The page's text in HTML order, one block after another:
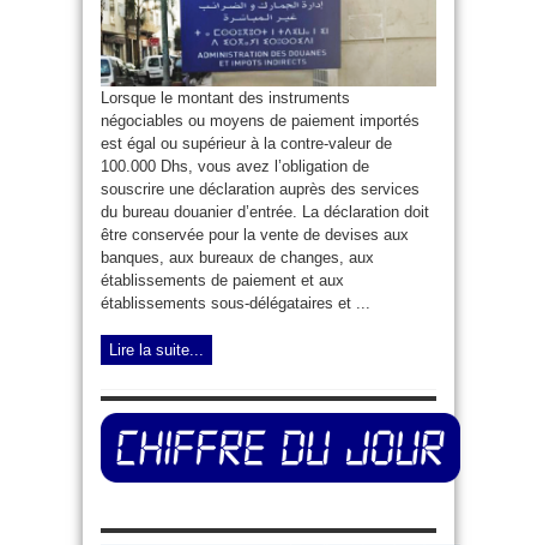
Lorsque le montant des instruments
négociables ou moyens de paiement importés
est égal ou supérieur à la contre-valeur de
100.000 Dhs, vous avez l’obligation de
souscrire une déclaration auprès des services
du bureau douanier d’entrée. La déclaration doit
être conservée pour la vente de devises aux
banques, aux bureaux de changes, aux
établissements de paiement et aux
établissements sous-délégataires et ...
Lire la suite...